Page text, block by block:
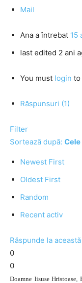
Mail
Ana a întrebat 15
last edited 2 ani
You must login to
Răspunsuri (1)
Filter
Sortează după:
Newest First
Oldest First
Random
Recent activ
Răspunde la
0
0
Doamne Iisuse